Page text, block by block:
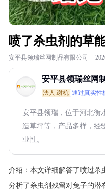
喷了杀虫剂的草
安平县领瑞丝网制品有限公司 ·
安平县领瑞丝网
法人:谢杭 通过真实性
安平县领瑞，位于河北衡
造草坪等，产品多样，经
业性。
介绍： 本文详细解答了喷过杀
分析了杀虫剂残留对兔子的潜